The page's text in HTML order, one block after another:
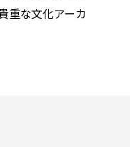
重な文化アーカ